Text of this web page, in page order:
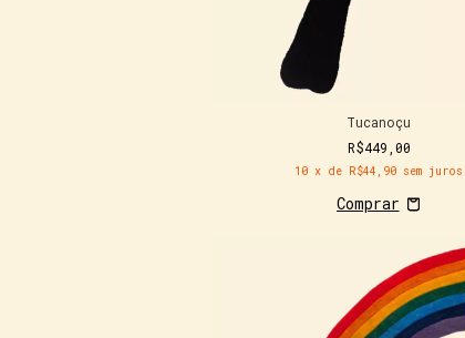
Tucanoçu
R$449,00
10 x de R$44,90 sem juros